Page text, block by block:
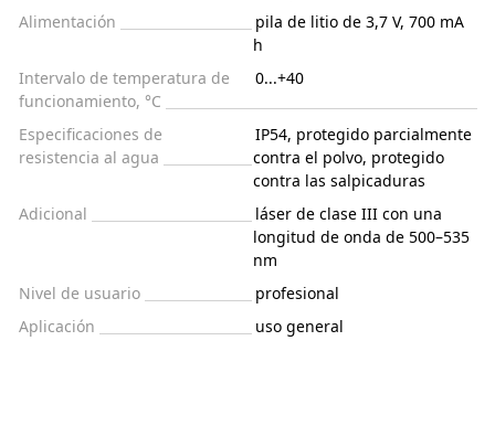
Alimentación
pila de litio de 3,7 V, 700 mA
h
Intervalo de temperatura de
funcionamiento, °C
0...+40
Especificaciones de
resistencia al agua
IP54, protegido parcialmente
contra el polvo, protegido
contra las salpicaduras
Adicional
láser de clase III con una
longitud de onda de 500–535
nm
Nivel de usuario
profesional
Aplicación
uso general